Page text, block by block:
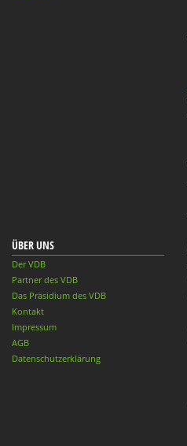
ÜBER UNS
Der VDB
Partner des VDB
Das Präsidium des VDB
Kontakt
Impressum
AGB
Datenschutzerklärung